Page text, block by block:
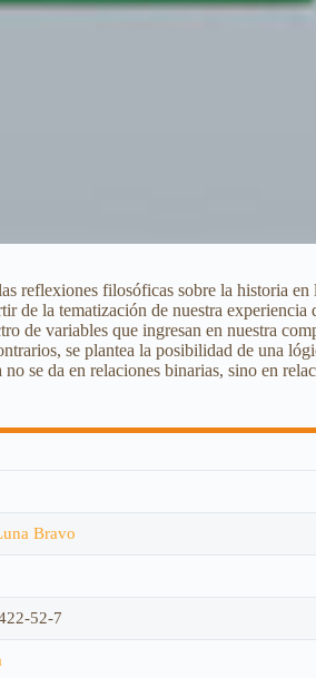
reflexiones filosóficas sobre la historia
de la tematización de nuestra
de variables que ingresan en nuestra
se plantea la posibilidad de una
se da en relaciones binarias, sino en
Bravo
52-7